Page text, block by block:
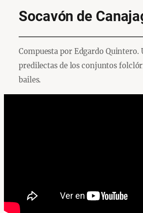
Socavón de
Compuesta por Edgardo Quintero.
predilectas de los conjuntos
bailes.